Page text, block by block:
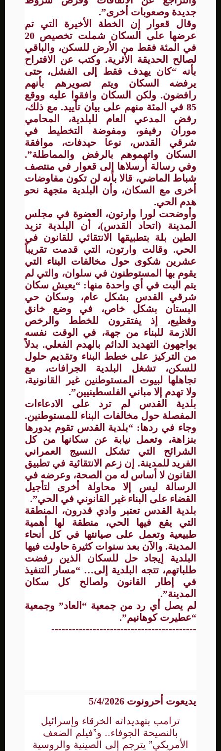
جديدة وصعوبات أخرى”.
وقال قعوار إن الخطة الأخيرة التي تم
عرضها على السكان شملت تخصيص 20
في المئة فقط من الأرض للسكن، والباقي
لصالح الحديقة الأثرية. وكتب عن الاقتراح
بأنه “كان يهدف فقط إلى الفشل، حتى
يرفضه السكان ويتم تصويرهم بأنهم
رافضون. ولكن السكان وافقوا عليه ووقع
85 في المئة منهم على بيان تأييد. مع ذلك،
رفض المدعي العام للبلدية، المحامي
موران رفيفو، ومفوضة التخطيط في
شرقي القدس، نوعا حيدفات، موافقة
السكان واتهموهم بالرفض والمماطلة”.
وفي رسالة أرسلاها إلى قعوار في منتصف
شباط الماضي، قالا بأنه لن تكون مفاوضات
أخرى مع السكان، وأن البلدية متجهة نحو
هدم الحي.
وأوضحت لورا وارتون، العضوة في مجلس
المدينة (اتحاد القدس)، أن البلدية تزيد
الطين بلة بتطبيقها الانتقائي للقانون في
الحي. وقالت وارتون، التي قدمت تقريباً
عشرين شكوى حول مخالفات البناء التي
يقوم بها المستوطنون في سلوان، والتي لم
يتم البت في أي واحدة منها: “يعيش سكان
شرقي القدس بشكل عام، وسكان حي
البستان بشكل خاص، في وضع خانق
وفظيع، إذ يفتقرون للخطط والرخص
اللازمة للبناء من جهة، في الوقت نفسه
يواجهون التهديد الدائم بالهدم الفعلي. بدلاً
من التركيز على خطط البناء وتقديم حلول
للسكن، تشغل البلدية الجرافات، مع
تجاهلها لبيوت المستوطنين غير القانونية،
ولا تهدم إلا مباني الفلسطينيين”.
بلدية القدس لم ترد على الادعاءات
المفصلة حول مخالفات البناء للمستوطنين.
وجاء في ردها: “بلدية القدس تقوم بدورها
بنزاهة، وتعمل نيابة عن سكانها من كل
الشرائح التي تشكل النسيج العمراني
الفريد للمدينة. إن زعم الانتقائية في تطبيق
القانون لا أساس له من الصحة، وعرضه في
الرسالة ليس إلا محاولة أخرى لتأجيل
القضاء على البناء غير القانوني في الحي”.
بلدية القدس تعتبر وادي قدرون، المنطقة
التي يقع فيها الحي، منطقة لها أهمية
طبيعية وتعمل على صيانتها في كل أنحاء
المدينة. والآن بعد سنوات كثيرة حاولت فيها
البلدية إيجاد حل للسكان الذين رفضت
طلباتهم، تتجه البلدية إلى… “مسار التنفيذ
في إطار القانون ولصالح كل سكان
المدينة”.
لم يصل أي رد من جمعية “العاد” وجمعية
“عطيرت كوهانيم”.
------------------------------------------
يديعوت أحرونوت 5/4/2026
ترامب بتهديداته الخرقاء وإسرائيل
بالنصيحة الجوفاء.. و”فيلم الضعف
الأمريكي” يترجم إلى الصينية والروسية